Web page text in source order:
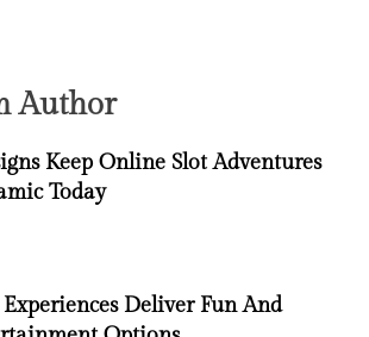
Author
Keep Online Slot Adventures
Today
Deliver Fun And